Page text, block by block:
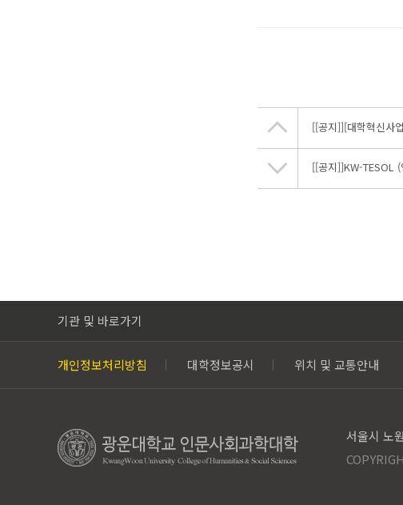
[[공지]][대학혁신사
[[공지]]KW-TESOL
기관 및 바로가기
개인정보처리방침 대학정보공시 위치 및 교통안내
서울시 노